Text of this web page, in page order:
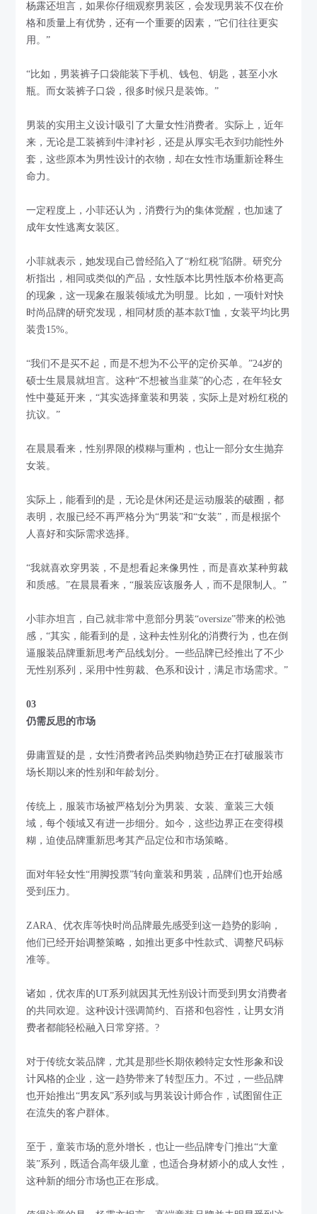
杨露还坦言，如果你仔细观察男装区，会发现男装不仅在价
格和质量上有优势，还有一个重要的因素，“它们往往更实
用。”
“比如，男装裤子口袋能装下手机、钱包、钥匙，甚至小水
瓶。而女装裤子口袋，很多时候只是装饰。”
男装的实用主义设计吸引了大量女性消费者。实际上，近年
来，无论是工装裤到牛津衬衫，还是从厚实毛衣到功能性外
套，这些原本为男性设计的衣物，却在女性市场重新诠释生
命力。
一定程度上，小菲还认为，消费行为的集体觉醒，也加速了
成年女性逃离女装区。
小菲就表示，她发现自己曾经陷入了“粉红税”陷阱。研究分
析指出，相同或类似的产品，女性版本比男性版本价格更高
的现象，这一现象在服装领域尤为明显。比如，一项针对快
时尚品牌的研究发现，相同材质的基本款T恤，女装平均比男
装贵15%。
“我们不是买不起，而是不想为不公平的定价买单。”24岁的
硕士生晨晨就坦言。这种“不想被当韭菜”的心态，在年轻女
性中蔓延开来，“其实选择童装和男装，实际上是对粉红税的
抗议。”
在晨晨看来，性别界限的模糊与重构，也让一部分女生抛弃
女装。
实际上，能看到的是，无论是休闲还是运动服装的破圈，都
表明，衣服已经不再严格分为“男装”和“女装”，而是根据个
人喜好和实际需求选择。
“我就喜欢穿男装，不是想看起来像男性，而是喜欢某种剪裁
和质感。”在晨晨看来，“服装应该服务人，而不是限制人。”
小菲亦坦言，自己就非常中意部分男装“oversize”带来的松弛
感，“其实，能看到的是，这种去性别化的消费行为，也在倒
逼服装品牌重新思考产品线划分。一些品牌已经推出了不少
无性别系列，采用中性剪裁、色系和设计，满足市场需求。”
03
仍需反思的市场
毋庸置疑的是，女性消费者跨品类购物趋势正在打破服装市
场长期以来的性别和年龄划分。
传统上，服装市场被严格划分为男装、女装、童装三大领
域，每个领域又有进一步细分。如今，这些边界正在变得模
糊，迫使品牌重新思考其产品定位和市场策略。
面对年轻女性“用脚投票”转向童装和男装，品牌们也开始感
受到压力。
ZARA、优衣库等快时尚品牌最先感受到这一趋势的影响，
他们已经开始调整策略，如推出更多中性款式、调整尺码标
准等。
诸如，优衣库的UT系列就因其无性别设计而受到男女消费者
的共同欢迎。这种设计强调简约、百搭和包容性，让男女消
费者都能轻松融入日常穿搭。?
对于传统女装品牌，尤其是那些长期依赖特定女性形象和设
计风格的企业，这一趋势带来了转型压力。不过，一些品牌
也开始推出“男友风”系列或与男装设计师合作，试图留住正
在流失的客户群体。
至于，童装市场的意外增长，也让一些品牌专门推出“大童
装”系列，既适合高年级儿童，也适合身材娇小的成人女性，
这种新的细分市场也正在形成。